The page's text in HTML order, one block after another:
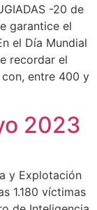
-20 de
garantice el
el Día Mundial
recordar el
entre 400 y
2023
y Explotación
1.180 víctimas